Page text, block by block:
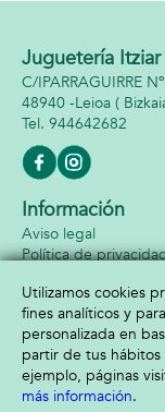
Juguetería Itziar
C/IPARRAGUIRRE
48940 -Leioa (
944642682
Información
Aviso legal
Política de
Formas de pago
Utilizamos cookies
fines analíticos y
personalizada en
partir de tus
ejemplo, páginas
más información.